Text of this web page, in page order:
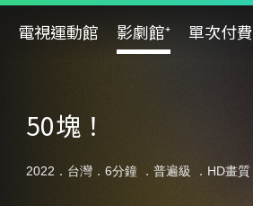
電視運動館 影劇館⁺ 單次付費
50塊！
2022．台灣．6分鐘 ． 普遍級 ．HD畫質